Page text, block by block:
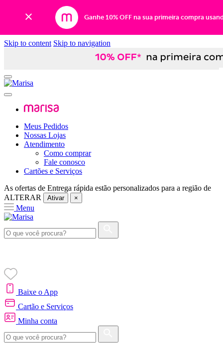
Ganhe 10% OFF na sua primeira compra
Skip to content Skip to navigation
Meus Pedidos
Nossas Lojas
Atendimento
Como comprar
Fale conosco
Cartões e Serviços
As ofertas de Entrega rápida estão personalizados para a região de
ALTERAR
Ativar ×
Menu
Baixe o App
Cartão e Serviços
Minha conta